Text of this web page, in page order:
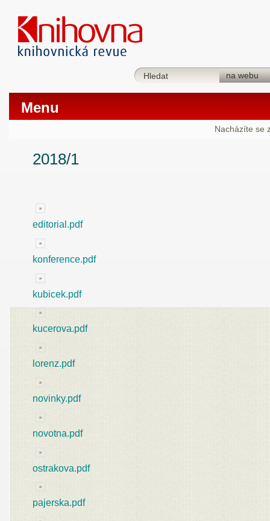
Menu
Nacházíte se
2018/1
editorial.pdf
konference.pdf
kubicek.pdf
kucerova.pdf
lorenz.pdf
novinky.pdf
novotna.pdf
ostrakova.pdf
pajerska.pdf